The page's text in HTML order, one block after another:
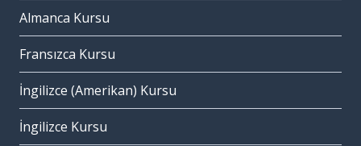
Almanca Kursu
Fransızca Kursu
İngilizce (Amerikan) Kursu
İngilizce Kursu